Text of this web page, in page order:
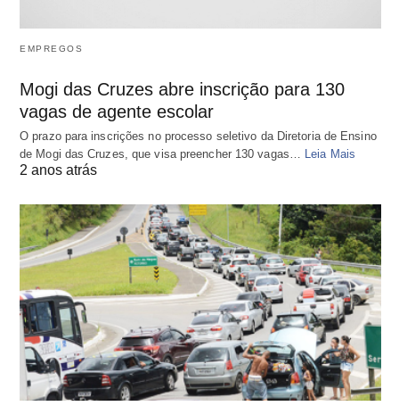
EMPREGOS
Mogi das Cruzes abre inscrição para 130
vagas de agente escolar
O prazo para inscrições no processo seletivo da Diretoria de Ensino
de Mogi das Cruzes, que visa preencher 130 vagas…
Leia Mais
2 anos atrás